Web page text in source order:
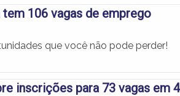
106 vagas de emprego
que você não pode perder!
inscrições para 73 vagas em